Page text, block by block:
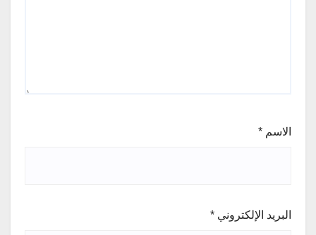
الاسم *
البريد الإلكتروني *